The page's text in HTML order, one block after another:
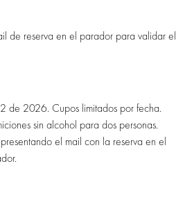
de reserva en el parador para validar el
2026. Cupos limitados por fecha.
sin alcohol para dos personas.
el mail con la reserva en el